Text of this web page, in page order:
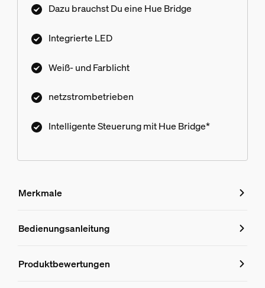
Dazu brauchst Du eine Hue Bridge
Integrierte LED
Weiß- und Farblicht
netzstrombetrieben
Intelligente Steuerung mit Hue Bridge*
Merkmale
Merkmale
8718696170601
Bedienungsanleitung
Produktbewertungen